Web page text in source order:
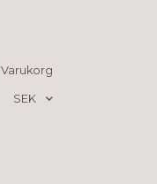
Varukorg
SEK